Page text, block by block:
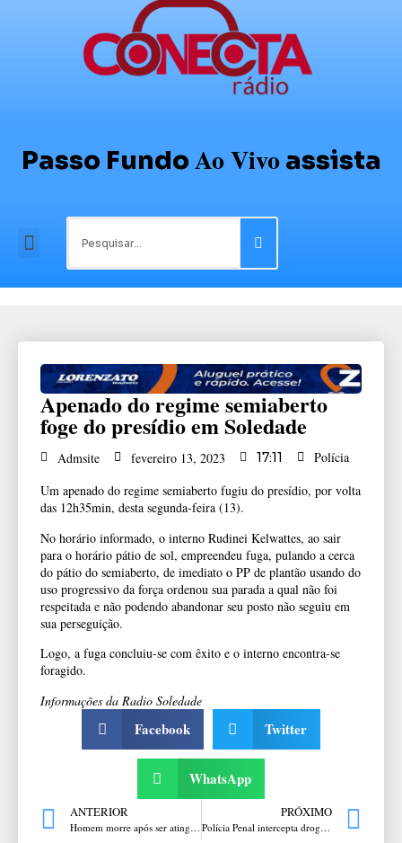
Passo Fundo Ao Vivo assista
Apenado do regime semiaberto
foge do presídio em Soledade
Admsite fevereiro 13, 2023 17:11
Polícia
Um apenado do regime semiaberto fugiu do presídio, por volta
das 12h35min, desta segunda-feira (13).
No horário informado, o interno Rudinei Kelwattes, ao sair
para o horário pátio de sol, empreendeu fuga, pulando a cerca
do pátio do semiaberto, de imediato o PP de plantão usando do
uso progressivo da força ordenou sua parada a qual não foi
respeitada e não podendo abandonar seu posto não seguiu em
sua perseguição.
Logo, a fuga concluiu-se com êxito e o interno encontra-se
foragido.
Informações da Radio Soledade
Facebook Twitter
WhatsApp
ANTERIOR
Homem morre após ser atingido por rodado de carreta com placas de Venâncio Aires em SC
PRÓXIMO
Polícia Penal intercepta drogas que foram arremessadas para dentro da casa prisional de Passo Fundo